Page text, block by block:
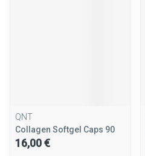
QNT
Collagen Softgel Caps 90
16,00 €